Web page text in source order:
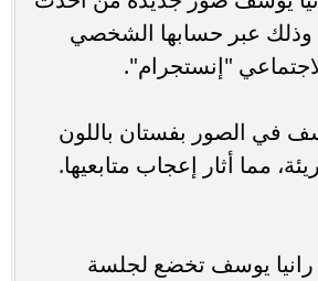
وذلك عبر حسابها الشخصي
"إنستجرام".
في الصور بفستان باللون
مما أثار إعجاب متابعيها.
رانيا يوسف تخضع لجلسة